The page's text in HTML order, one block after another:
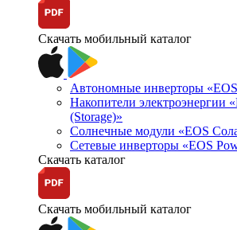
Скачать мобильный каталог
Автономные инверторы
Накопители электроэнергии
(Storage)»
Солнечные модули «EOS
Сетевые инверторы «EOS
Скачать каталог
Скачать мобильный каталог